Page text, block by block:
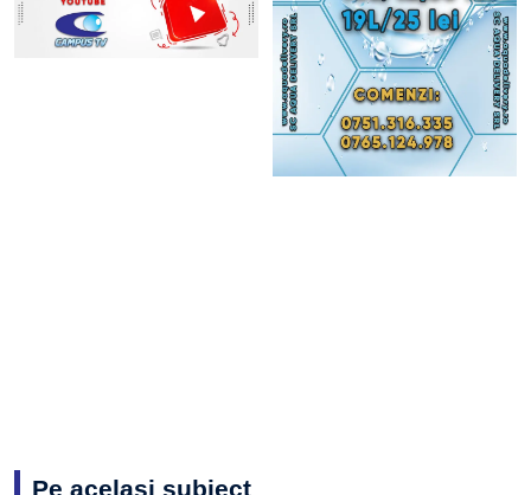
Pe același subiect